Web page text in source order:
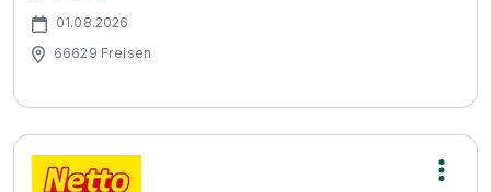
01.08.2026
66629 Freisen